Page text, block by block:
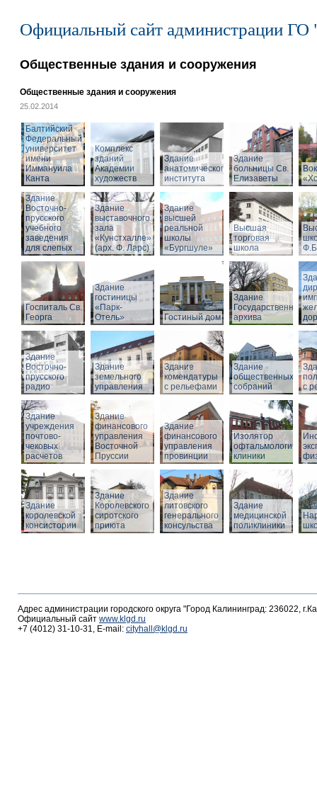
Официальный сайт администрации ГО
Общественные здания и сооружения
Общественные здания и сооружения
25.02.2014
Балтийский
Федеральный
университет
имени
Иммануила
Канта
Комплекс
зданий
Академии
художеств
Здание
анатомического
института
Здание
больницы Св.
Елизаветы
Здание
Восточно-
прусского
учебного
заведения
для слепых
Здание
выставочного
зала
«Кунстхалле»
(арх. Ф. Ларс)
Здание
высшей
реальной
школы
«Бургшуле»
Высшая
торговая
школа
Госпиталь Св.
Георга
Здание
гостиницы
«Парк-
Отель»
Гостиный дом
Здание
Государственного
архива
Здание
Восточно-
прусского
радио
Здание
земельного
управления
Здание
комендатуры
с рельефами
Здание
общественных
собраний
с
Здание
учреждения
почтово-
чековых
расчетов
Здание
финансового
управления
Восточной
Пруссии
Здание
финансового
управления
провинции
Изолятор
клиники
Здание
королевской
консистории
Здание
Королевского
сиротского
приюта
Здание
литовского
генерального
консульства
Здание
медицинской
поликлиники
Адрес администрации городского округа "Город Калининград: 236022,
Официальный сайт www.klgd.ru
+7 (4012) 31-10-31, E-mail: cityhall@klgd.ru